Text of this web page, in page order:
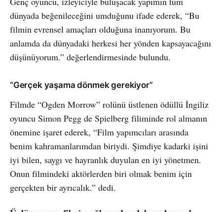
dünyada beğenileceğini umduğunu ifade ederek, “Bu
filmin evrensel amaçları olduğuna inanıyorum. Bu
anlamda da dünyadaki herkesi her yönden kapsayacağını
düşünüyorum.” değerlendirmesinde bulundu.
“Gerçek yaşama dönmek gerekiyor”
Filmde “Ogden Morrow” rolünü üstlenen ödüllü İngiliz
oyuncu Simon Pegg de Spielberg filiminde rol almanın
önemine işaret ederek, “Film yapımcıları arasında
benim kahramanlarımdan biriydi. Şimdiye kadarki işini
iyi bilen, saygı ve hayranlık duyulan en iyi yönetmen.
Onun filmindeki aktörlerden biri olmak benim için
gerçekten bir ayrıcalık.” dedi.